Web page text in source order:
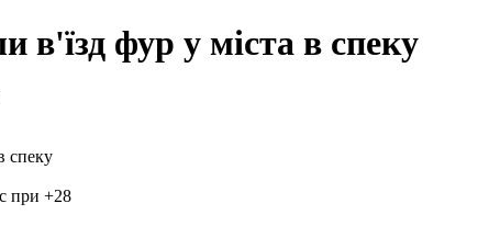
в'їзд фур у міста в спеку
при +28